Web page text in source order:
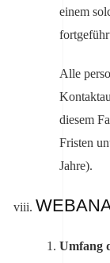
einem
Alle
diesem
Fristen
Jahre).
Umfang